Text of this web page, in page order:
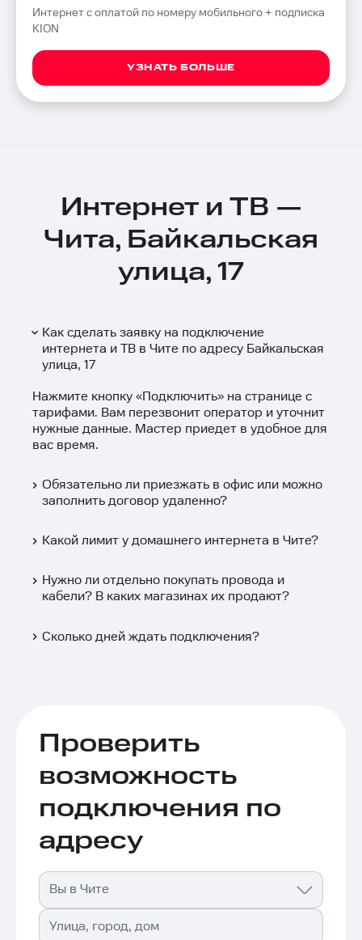
Интернет с оплатой по номеру мобильного + подписка
KION
УЗНАТЬ БОЛЬШЕ
Интернет и ТВ —
Чита, Байкальская
улица, 17
Как сделать заявку на подключение
интернета и ТВ в Чите по адресу Байкальская
улица, 17
Нажмите кнопку «Подключить» на странице с
тарифами. Вам перезвонит оператор и уточнит
нужные данные. Мастер приедет в удобное для
вас время.
Обязательно ли приезжать в офис или можно
заполнить договор удаленно?
Какой лимит у домашнего интернета в Чите?
Нужно ли отдельно покупать провода и
кабели? В каких магазинах их продают?
Сколько дней ждать подключения?
Проверить
возможность
подключения по
адресу
Вы в Чите
Улица, город, дом